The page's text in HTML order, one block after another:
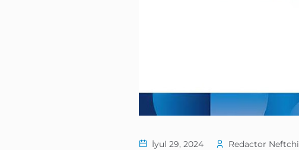
İyul 29, 2024 Redactor Neftchi